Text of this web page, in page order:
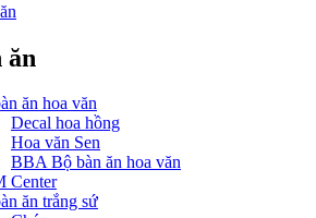
ăn
ăn hoa văn
Decal hoa hồng
Hoa văn Sen
BBA Bộ bàn ăn hoa văn
Center
ăn trắng sứ